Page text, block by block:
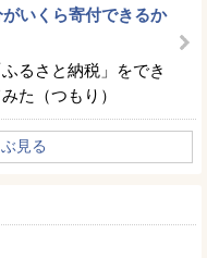
いくら寄付できるか
るさと納税」をでき
た（つもり）
見る